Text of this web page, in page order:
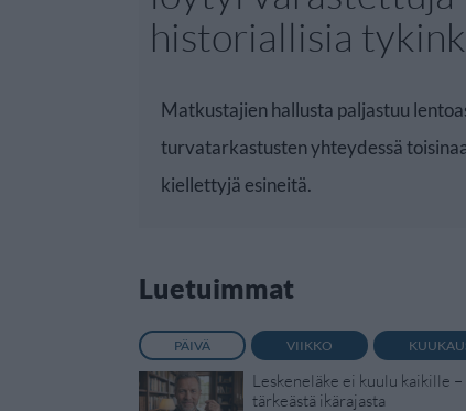
historiallisia
Matkustajien hallusta paljastuu
turvatarkastusten yhteydessä
kiellettyjä esineitä.
Luetuimmat
PÄIVÄ VIIKKO
Leskeneläke ei kuulu kaikille
tärkeästä ikärajasta